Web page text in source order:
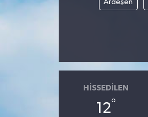
Ardeşen
HISSEDILEN
12°